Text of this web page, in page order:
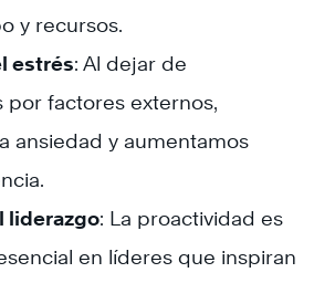
y recursos.
estrés: Al dejar de
por factores externos,
ansiedad y aumentamos
liderazgo: La proactividad es
en líderes que inspiran